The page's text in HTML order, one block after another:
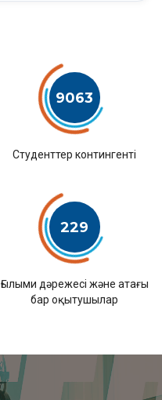
9063
Студенттер контингенті
229
Ғылыми дәрежесі және атағы
бар оқытушылар